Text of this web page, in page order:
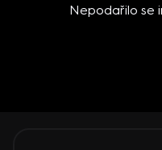
Nepodařilo se